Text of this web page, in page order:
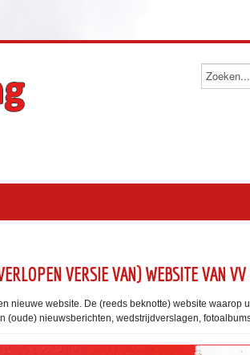
VERSIE VAN) WEBSITE VAN
nieuwe website. De (reeds beknotte) website waarop
(oude) nieuwsberichten, wedstrijdverslagen,